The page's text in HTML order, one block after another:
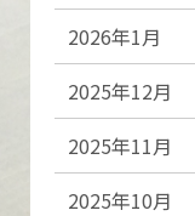
2026年1月
2025年12月
2025年11月
2025年10月